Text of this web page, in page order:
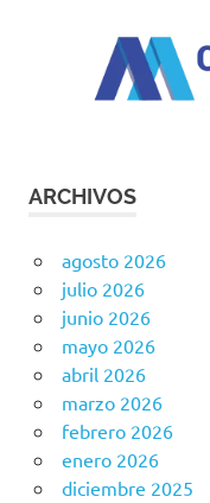
ARCHIVOS
agosto 2026
julio 2026
junio 2026
mayo 2026
abril 2026
marzo 2026
febrero 2026
enero 2026
diciembre 2025